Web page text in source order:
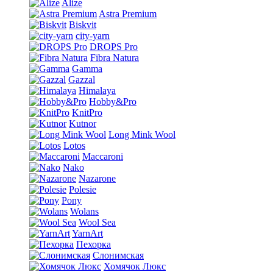
Alize
Astra Premium
Biskvit
city-yarn
DROPS Pro
Fibra Natura
Gamma
Gazzal
Himalaya
Hobby&Pro
KnitPro
Kutnor
Long Mink Wool
Lotos
Maccaroni
Nako
Nazarone
Polesie
Pony
Wolans
Wool Sea
YarnArt
Пехорка
Слонимская
Хомячок Люкс